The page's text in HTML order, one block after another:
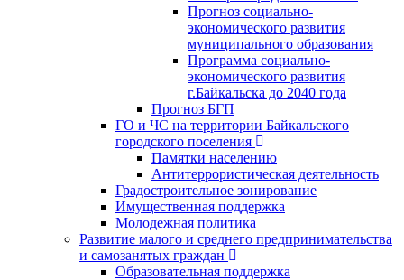
Прогноз социально-
экономического развития
муниципального образования
Программа социально-
экономического развития
г.Байкальска до 2040 года
Прогноз БГП
ГО и ЧС на территории Байкальского
городского поселения
Памятки населению
Антитеррористическая деятельность
Градостроительное зонирование
Имущественная поддержка
Молодежная политика
Развитие малого и среднего предпринимательства
и самозанятых граждан
Образовательная поддержка